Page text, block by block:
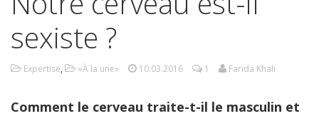
sexiste ?
Expertise, «À la une» 10.03.2016 1 Farida Khali
Comment le cerveau traite-t-il le masculin et